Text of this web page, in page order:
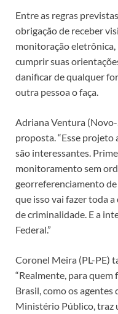
Entre as regras
obrigação de receber
monitoração eletrônica,
cumprir suas
danificar de qualquer
outra pessoa o faça.
Adriana Ventura (Novo-
proposta. “Esse
são interessantes.
monitoramento sem
georreferenciamento
que isso vai fazer toda
de criminalidade. E a
Federal.”
Coronel Meira (PL-PE)
“Realmente, para quem
Brasil, como os agentes
Ministério Público, traz